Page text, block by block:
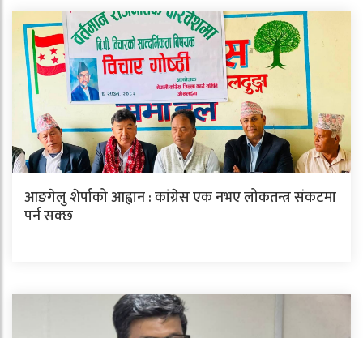
आङगेलु शेर्पाको आह्वान : कांग्रेस एक नभए लोकतन्त्र संकटमा
पर्न सक्छ